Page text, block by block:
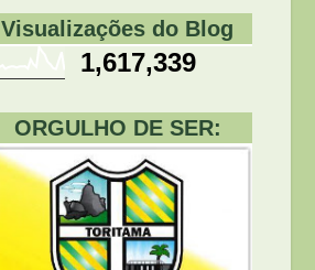
Visualizações do Blog
1,617,339
ORGULHO DE SER: